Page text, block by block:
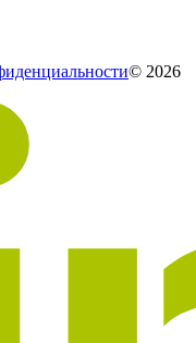
© 2026